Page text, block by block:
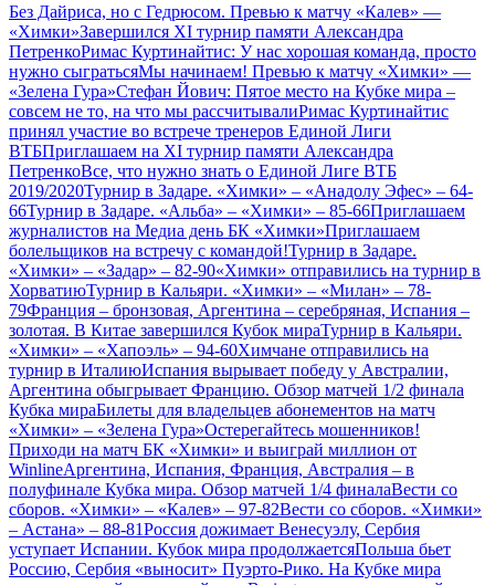
Без Дайриса, но с Гедрюсом. Превью к матчу «Калев» —
«Химки»Завершился XI турнир памяти Александра
ПетренкоРимас Куртинайтис: У нас хорошая команда, просто
нужно сыгратьсяМы начинаем! Превью к матчу «Химки» —
«Зелена Гура»Стефан Йович: Пятое место на Кубке мира –
совсем не то, на что мы рассчитывалиРимас Куртинайтис
принял участие во встрече тренеров Единой Лиги
ВТБПриглашаем на XI турнир памяти Александра
ПетренкоВсе, что нужно знать о Единой Лиге ВТБ
2019/2020Турнир в Задаре. «Химки» – «Анадолу Эфес» – 64-
66Турнир в Задаре. «Альба» – «Химки» – 85-66Приглашаем
журналистов на Медиа день БК «Химки»Приглашаем
болельщиков на встречу с командой!Турнир в Задаре.
«Химки» – «Задар» – 82-90«Химки» отправились на турнир в
ХорватиюТурнир в Кальяри. «Химки» – «Милан» – 78-
79Франция – бронзовая, Аргентина – серебряная, Испания –
золотая. В Китае завершился Кубок мираТурнир в Кальяри.
«Химки» – «Хапоэль» – 94-60Химчане отправились на
турнир в ИталиюИспания вырывает победу у Австралии,
Аргентина обыгрывает Францию. Обзор матчей 1/2 финала
Кубка мираБилеты для владельцев абонементов на матч
«Химки» – «Зелена Гура»Остерегайтесь мошенников!
Приходи на матч БК «Химки» и выиграй миллион от
WinlineАргентина, Испания, Франция, Австралия – в
полуфинале Кубка мира. Обзор матчей 1/4 финалаВести со
сборов. «Химки» – «Калев» – 97-82Вести со сборов. «Химки»
– Астана» – 88-81Россия дожимает Венесуэлу, Сербия
уступает Испании. Кубок мира продолжаетсяПольша бьет
Россию, Сербия «выносит» Пуэрто-Рико. На Кубке мира